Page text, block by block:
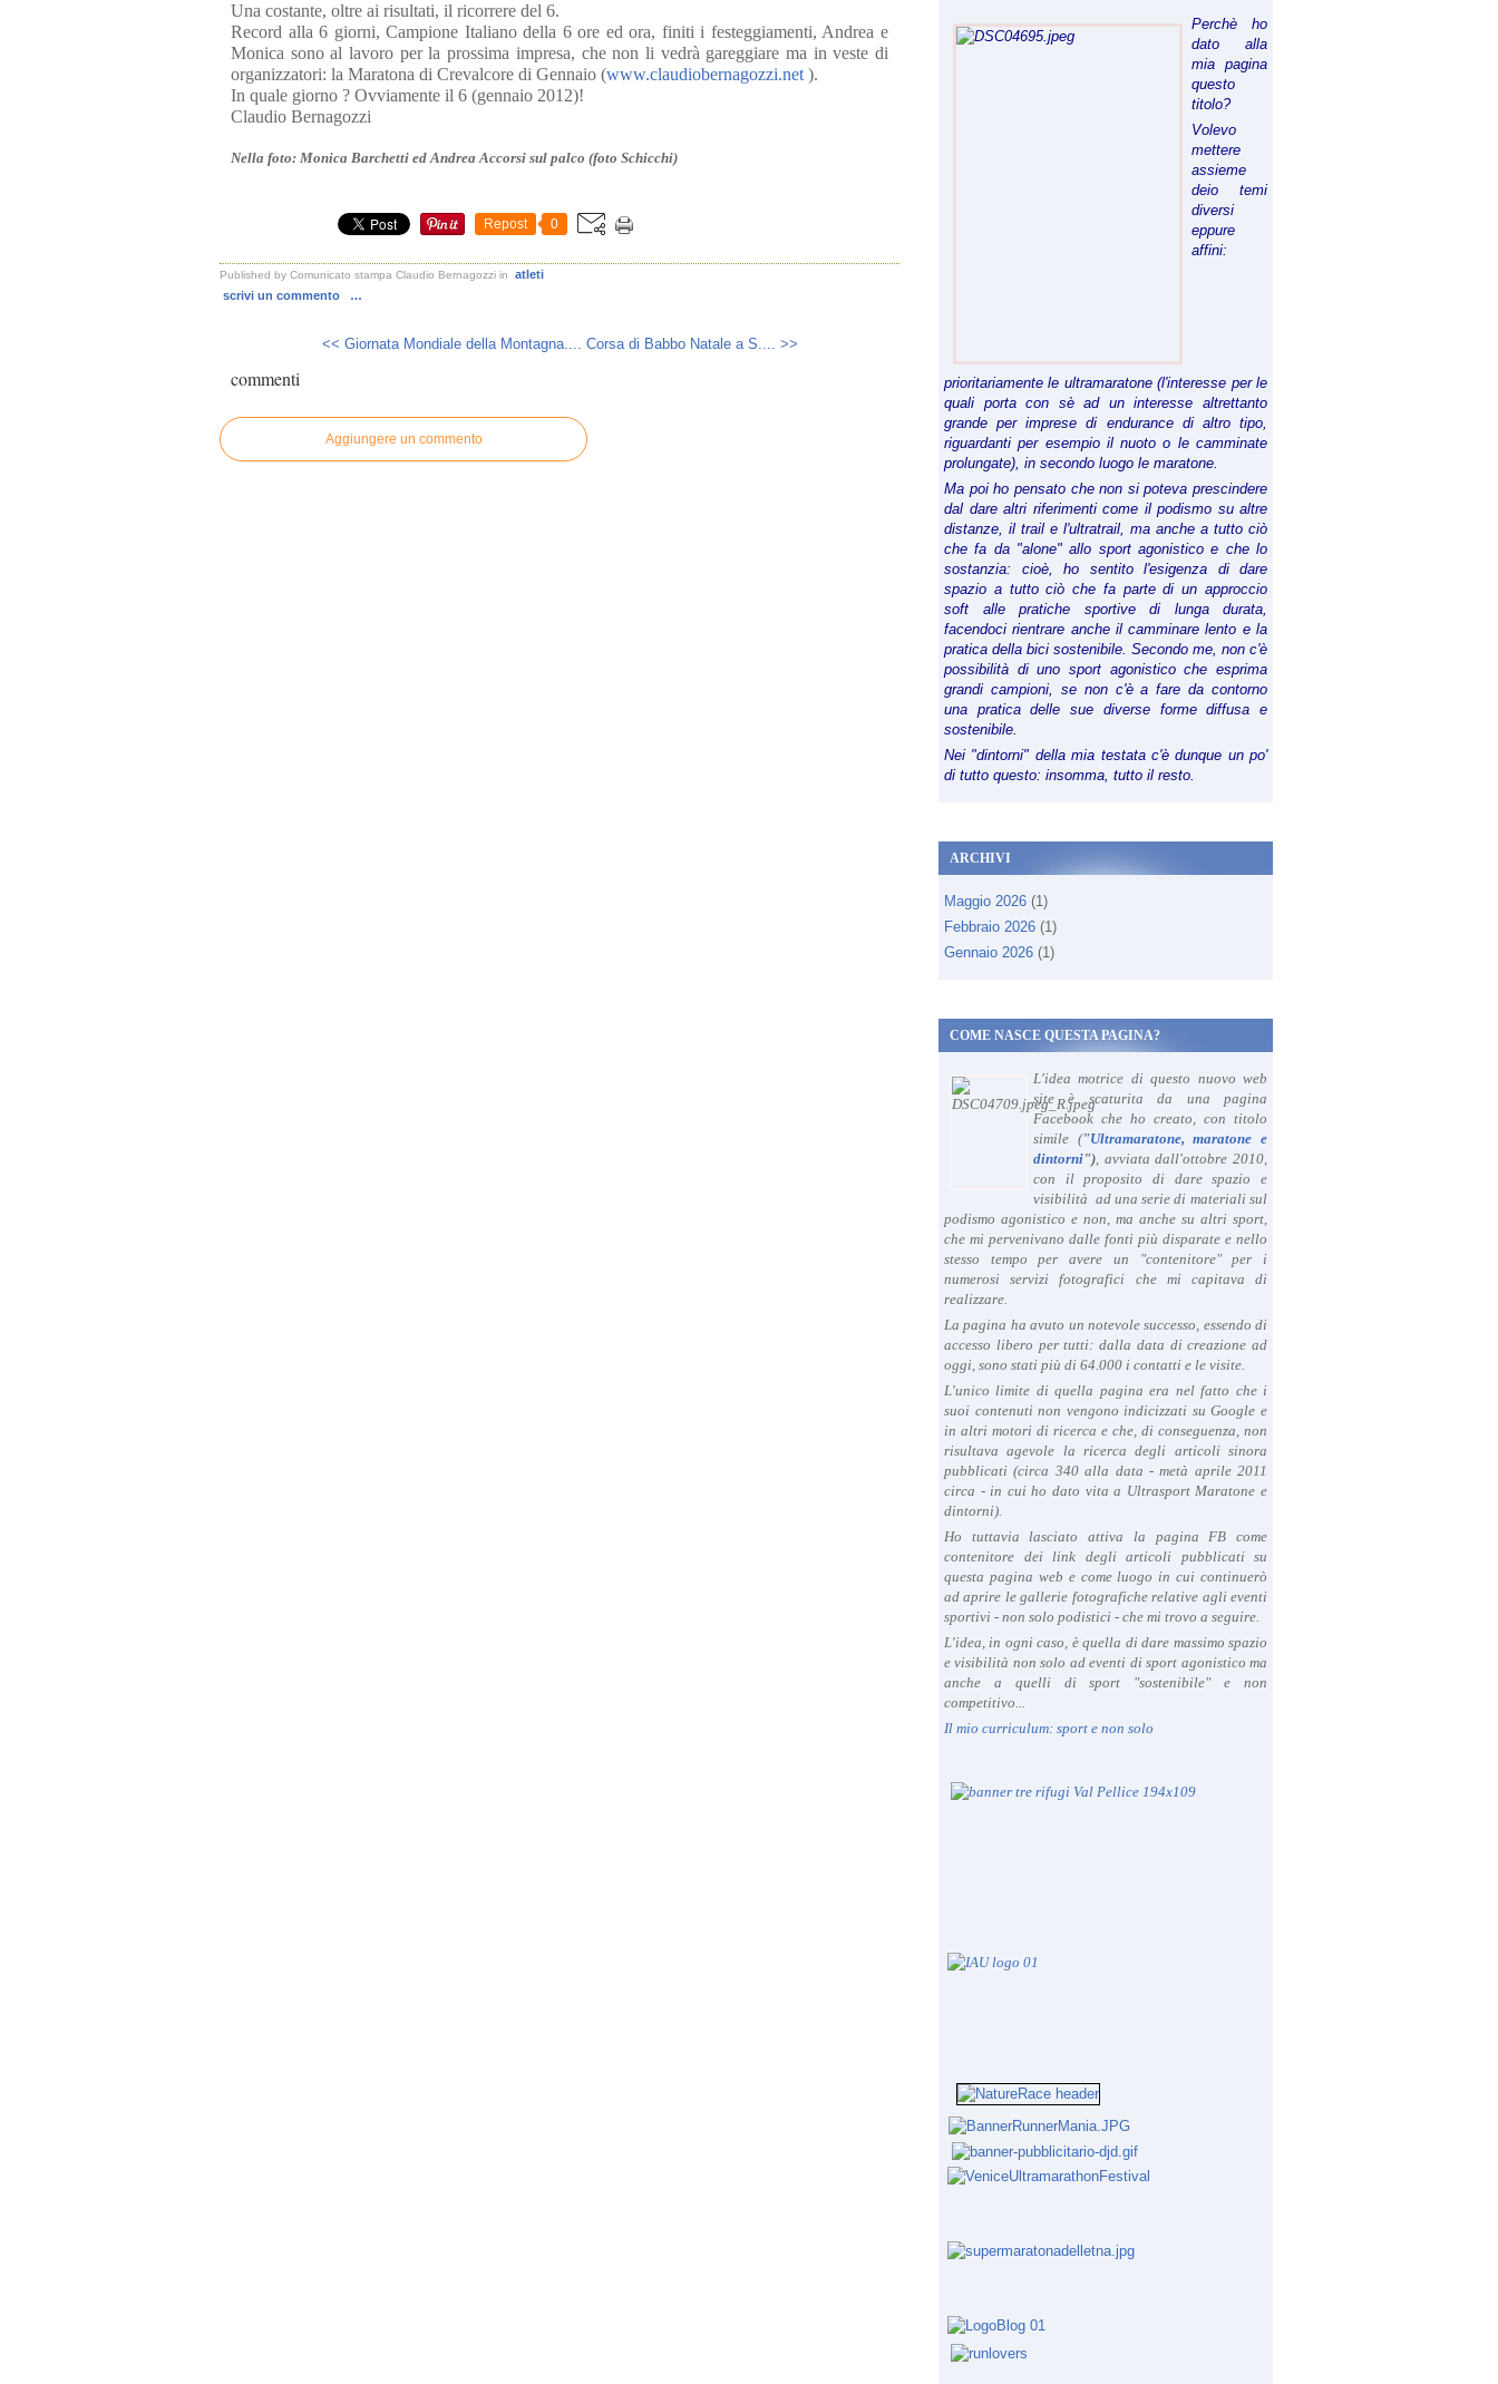
Una costante, oltre ai risultati, il ricorrere del 6.
Record alla 6 giorni, Campione Italiano della 6 ore ed ora, finiti i festeggiamenti, Andrea e
Monica sono al lavoro per la prossima impresa, che non li vedrà gareggiare ma in veste di
organizzatori: la Maratona di Crevalcore di Gennaio (www.claudiobernagozzi.net ).
In quale giorno ? Ovviamente il 6 (gennaio 2012)!
Claudio Bernagozzi
Nella foto: Monica Barchetti ed Andrea Accorsi sul palco (foto Schicchi)
Repost 0
Published by Comunicato stampa Claudio Bernagozzi in
atleti
scrivi un commento
…
<< Giornata Mondiale della Montagna.... Corsa di Babbo Natale a S.... >>
commenti
Aggiungere un commento
Perchè ho
dato alla
mia pagina
questo
titolo?
Volevo
mettere
assieme
deio temi
diversi
eppure
affini:
prioritariamente le ultramaratone (l'interesse per le
quali porta con sè ad un interesse altrettanto
grande per imprese di endurance di altro tipo,
riguardanti per esempio il nuoto o le camminate
prolungate), in secondo luogo le maratone.
Ma poi ho pensato che non si poteva prescindere
dal dare altri riferimenti come il podismo su altre
distanze, il trail e l'ultratrail, ma anche a tutto ciò
che fa da "alone" allo sport agonistico e che lo
sostanzia: cioè, ho sentito l'esigenza di dare
spazio a tutto ciò che fa parte di un approccio
soft alle pratiche sportive di lunga durata,
facendoci rientrare anche il camminare lento e la
pratica della bici sostenibile. Secondo me, non c'è
possibilità di uno sport agonistico che esprima
grandi campioni, se non c'è a fare da contorno
una pratica delle sue diverse forme diffusa e
sostenibile.
Nei "dintorni" della mia testata c'è dunque un po'
di tutto questo: insomma, tutto il resto.
ARCHIVI
Maggio 2026 (1)
Febbraio 2026 (1)
Gennaio 2026 (1)
COME NASCE QUESTA PAGINA?
L'idea motrice di questo nuovo web
site è scaturita da una pagina
Facebook che ho creato, con titolo
simile ("Ultramaratone, maratone e
dintorni"), avviata dall'ottobre 2010,
con il proposito di dare spazio e
visibilità ad una serie di materiali sul
podismo agonistico e non, ma anche su altri sport,
che mi pervenivano dalle fonti più disparate e nello
stesso tempo per avere un "contenitore" per i
numerosi servizi fotografici che mi capitava di
realizzare.
La pagina ha avuto un notevole successo, essendo di
accesso libero per tutti: dalla data di creazione ad
oggi, sono stati più di 64.000 i contatti e le visite.
L'unico limite di quella pagina era nel fatto che i
suoi contenuti non vengono indicizzati su Google e
in altri motori di ricerca e che, di conseguenza, non
risultava agevole la ricerca degli articoli sinora
pubblicati (circa 340 alla data - metà aprile 2011
circa - in cui ho dato vita a Ultrasport Maratone e
dintorni).
Ho tuttavia lasciato attiva la pagina FB come
contenitore dei link degli articoli pubblicati su
questa pagina web e come luogo in cui continuerò
ad aprire le gallerie fotografiche relative agli eventi
sportivi - non solo podistici - che mi trovo a seguire.
L'idea, in ogni caso, è quella di dare massimo spazio
e visibilità non solo ad eventi di sport agonistico ma
anche a quelli di sport "sostenibile" e non
competitivo...
Il mio curriculum: sport e non solo